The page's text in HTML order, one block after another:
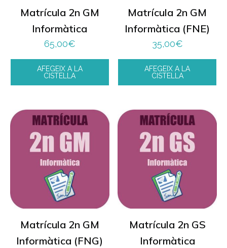
Matrícula 2n GM
Informàtica
65,00€
AFEGEIX A LA
CISTELLA
Matrícula 2n GM
Informàtica (FNE)
35,00€
AFEGEIX A LA
CISTELLA
Matrícula 2n GM
Informàtica (FNG)
Matrícula 2n GS
Informàtica